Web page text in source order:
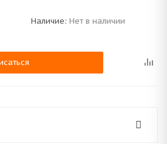
Наличие: Нет в наличии